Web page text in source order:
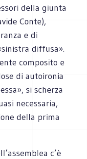
della giunta
Conte),
e di
diffusa».
composito e
di autoironia
si scherza
necessaria,
della prima
c’è